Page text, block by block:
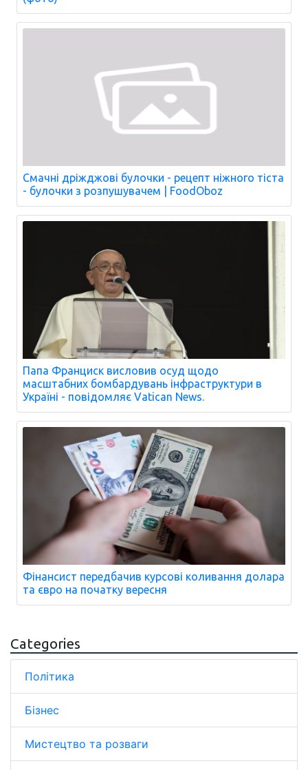
Смачні дріжджові булочки - рецепт ніжного тіста
- булочки з розпушувачем | FoodOboz
Папа Франциск висловив осуд щодо
масштабних бомбардувань інфраструктури в
Україні - повідомляє Vatican News.
Фінансист передбачив курсові коливання долара
та євро на початку вересня
Categories
Політика
Бізнес
Мистецтво та розваги